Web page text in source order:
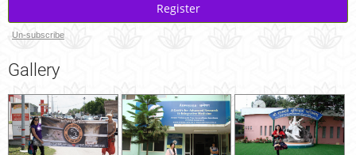
Register
Un-subscribe
Gallery